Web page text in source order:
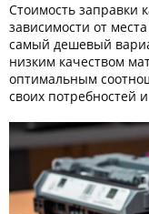
Стоимость заправки
зависимости от
самый дешевый
низким качеством
оптимальным
своих потребностей